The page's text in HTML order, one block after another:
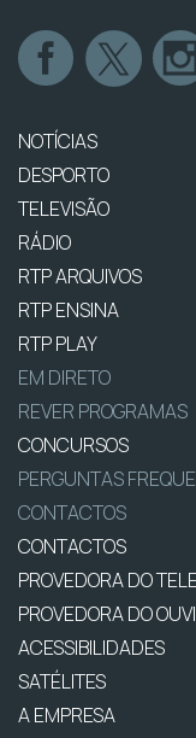
NOTÍCIAS
DESPORTO
TELEVISÃO
RÁDIO
RTP ARQUIVOS
RTP ENSINA
RTP PLAY
EM DIRETO
REVER PROGRAMAS
CONCURSOS
PERGUNTAS
CONTACTOS
CONTACTOS
PROVEDORA DO
PROVEDORA DO
ACESSIBILIDADES
SATÉLITES
A EMPRESA